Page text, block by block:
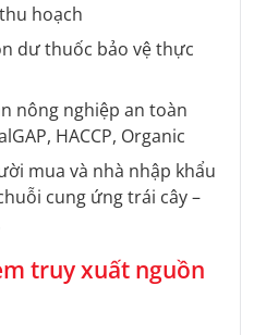
hoạch
dư thuốc bảo vệ thực
nông nghiệp an toàn
HACCP, Organic
mua và nhà nhập khẩu
cung ứng trái cây –
truy xuất nguồn